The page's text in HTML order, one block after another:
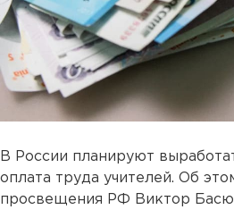
В России планируют
оплата труда учителей. Об
просвещения РФ Виктор